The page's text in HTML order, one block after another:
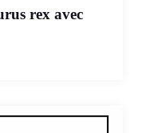
rex avec